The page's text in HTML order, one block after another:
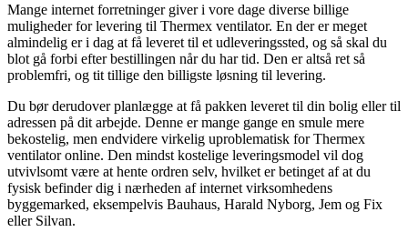
Mange internet forretninger giver i vore dage diverse billige
muligheder for levering til Thermex ventilator. En der er meget
almindelig er i dag at få leveret til et udleveringssted, og så skal du
blot gå forbi efter bestillingen når du har tid. Den er altså ret så
problemfri, og tit tillige den billigste løsning til levering.
Du bør derudover planlægge at få pakken leveret til din bolig eller til
adressen på dit arbejde. Denne er mange gange en smule mere
bekostelig, men endvidere virkelig uproblematisk for Thermex
ventilator online. Den mindst kostelige leveringsmodel vil dog
utvivlsomt være at hente ordren selv, hvilket er betinget af at du
fysisk befinder dig i nærheden af internet virksomhedens
byggemarked, eksempelvis Bauhaus, Harald Nyborg, Jem og Fix
eller Silvan.